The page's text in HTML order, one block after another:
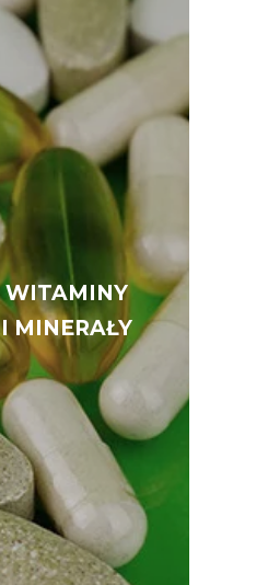
WITAMINY
I MINERAŁY
WITAMINY
I MINERAŁY